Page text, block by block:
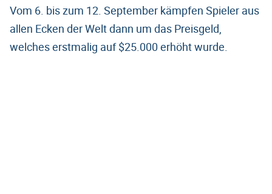
Vom 6. bis zum 12. September kämpfen Spieler aus
allen Ecken der Welt dann um das Preisgeld,
welches erstmalig auf $25.000 erhöht wurde.